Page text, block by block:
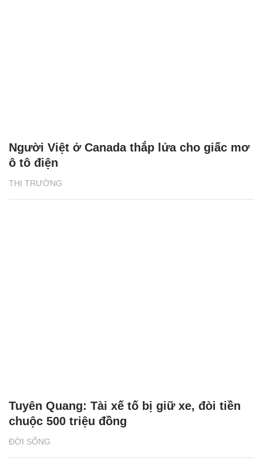
THỊ TRƯỜNG
Người Việt ở Canada thắp lửa cho giấc mơ
ô tô điện
ĐỜI SỐNG
Tuyên Quang: Tài xế tố bị giữ xe, đòi tiền
chuộc 500 triệu đồng